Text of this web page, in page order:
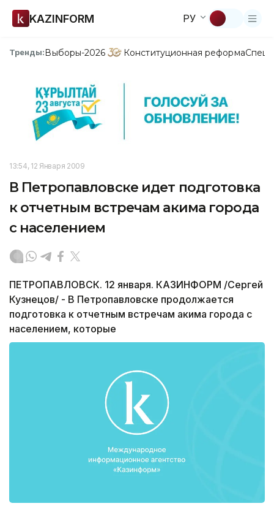
KAZINFORM РУ
Тренды:Выборы-2026 Конституционная реформа
13:54, 12 Января 2009
В Петропавловске идет подготовка
к отчетным встречам акима города
с населением
ПЕТРОПАВЛОВСК. 12 января. КАЗИНФОРМ /Сергей
Кузнецов/ - В Петропавловске продолжается
подготовка к отчетным встречам акима города с
населением, которые